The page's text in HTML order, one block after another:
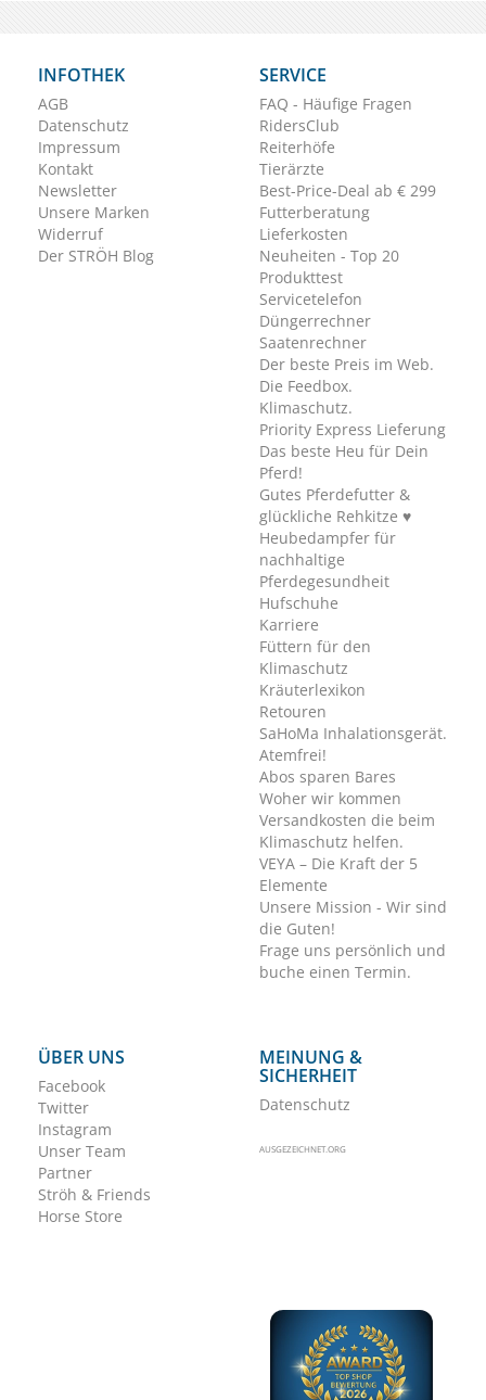
INFOTHEK
AGB
Datenschutz
Impressum
Kontakt
Newsletter
Unsere Marken
Widerruf
Der STRÖH Blog
SERVICE
FAQ - Häufige Fragen
RidersClub
Reiterhöfe
Tierärzte
Best-Price-Deal ab € 299
Futterberatung
Lieferkosten
Neuheiten - Top 20
Produkttest
Servicetelefon
Düngerrechner
Saatenrechner
Der beste Preis im Web.
Die Feedbox.
Klimaschutz.
Priority Express Lieferung
Das beste Heu für Dein
Pferd!
Gutes Pferdefutter &
glückliche Rehkitze ♥
Heubedampfer für
nachhaltige
Pferdegesundheit
Hufschuhe
Karriere
Füttern für den
Klimaschutz
Kräuterlexikon
Retouren
SaHoMa Inhalationsgerät.
Atemfrei!
Abos sparen Bares
Woher wir kommen
Versandkosten die beim
Klimaschutz helfen.
VEYA – Die Kraft der 5
Elemente
Unsere Mission - Wir sind
die Guten!
Frage uns persönlich und
buche einen Termin.
ÜBER UNS
Facebook
Twitter
Instagram
Unser Team
Partner
Ströh & Friends
Horse Store
MEINUNG &
SICHERHEIT
Datenschutz
AUSGEZEICHNET.ORG